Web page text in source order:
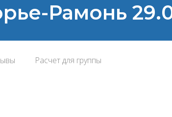
Рамонь
Расчет для группы